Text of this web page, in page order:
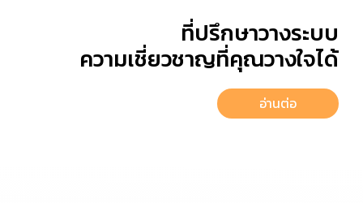
ที่ปรึกษาวางระบบ
ความเชี่ยวชาญที่คุณวางใจได้
อ่านต่อ